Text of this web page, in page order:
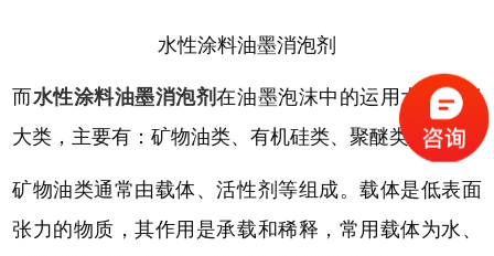
水性涂料油墨消泡剂
而水性涂料油墨消泡剂在油墨泡沫中的运用大体有三
大类，主要有：矿物油类、有机硅类、聚醚类。
矿物油类通常由载体、活性剂等组成。载体是低表面
张力的物质，其作用是承载和稀释，常用载体为水、